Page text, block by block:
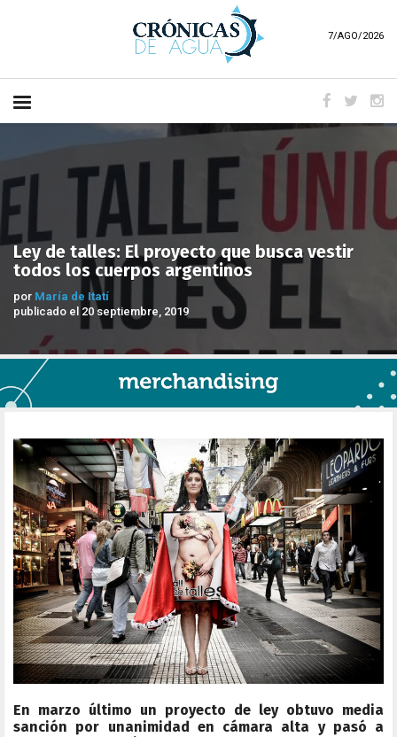
7/AGO/2026
Ley de talles: El proyecto que busca vestir
todos los cuerpos argentinos
por María de Itatí
publicado el 20 septiembre, 2019
En marzo último un proyecto de ley obtuvo media
sanción por unanimidad en cámara alta y pasó a